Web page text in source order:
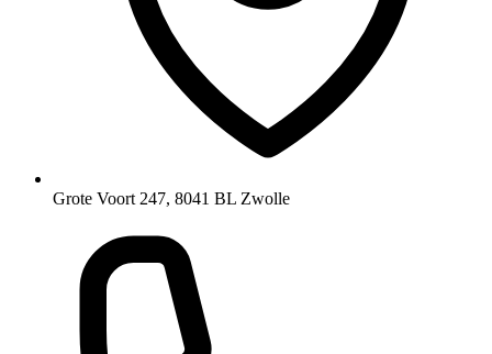
Grote Voort 247, 8041 BL Zwolle